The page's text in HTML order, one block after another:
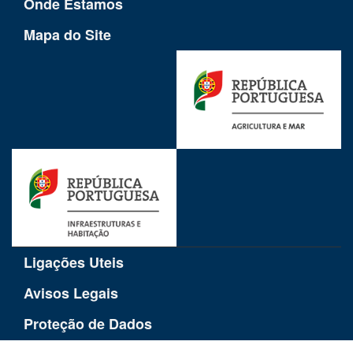
Mapa do Site
Ligações Uteis
Avisos Legais
Proteção de Dados